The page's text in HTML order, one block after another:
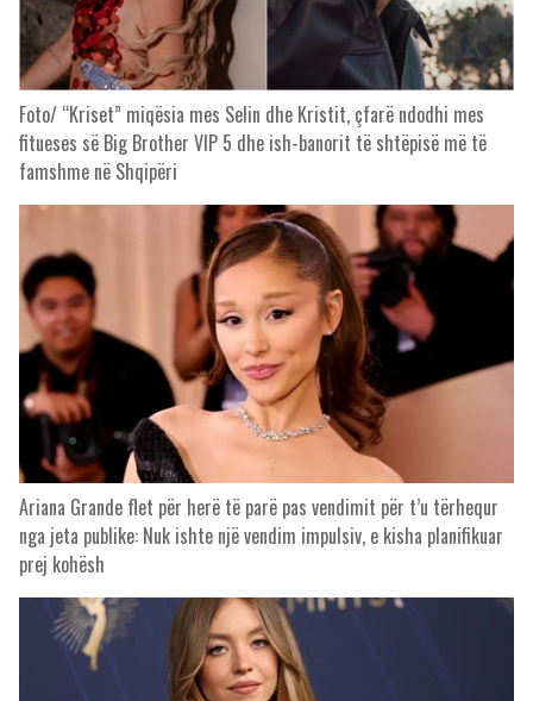
Foto/ “Kriset” miqësia mes Selin dhe Kristit, çfarë ndodhi mes
fitueses së Big Brother VIP 5 dhe ish-banorit të shtëpisë më të
famshme në Shqipëri
Ariana Grande flet për herë të parë pas vendimit për t’u tërhequr
nga jeta publike: Nuk ishte një vendim impulsiv, e kisha planifikuar
prej kohësh